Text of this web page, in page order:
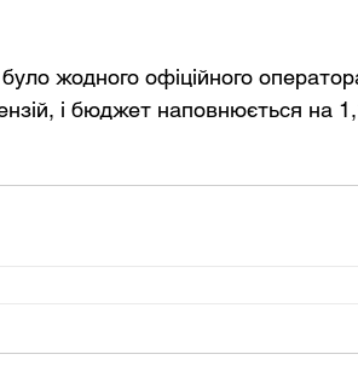
жодного офіційного
і бюджет наповнюється на